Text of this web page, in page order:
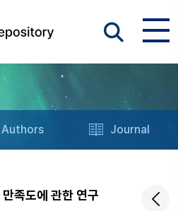
Authors Journal
족도에 관한 연구